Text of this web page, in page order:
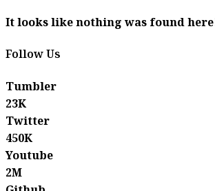
It looks like nothing was found
Follow Us
Tumbler
23K
Twitter
450K
Youtube
2M